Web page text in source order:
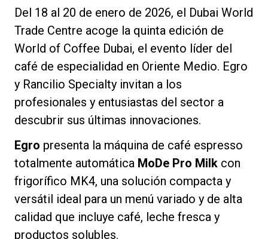
Del 18 al 20 de enero de 2026, el Dubai World
Trade Centre acoge la quinta edición de
World of Coffee Dubai, el evento líder del
café de especialidad en Oriente Medio. Egro
y Rancilio Specialty invitan a los
profesionales y entusiastas del sector a
descubrir sus últimas innovaciones.
Egro presenta la máquina de café espresso
totalmente automática MoDe Pro Milk con
frigorífico MK4, una solución compacta y
versátil ideal para un menú variado y de alta
calidad que incluye café, leche fresca y
productos solubles.
Nuestros laboratorios
Sostenibilidad
Connect
Contacto